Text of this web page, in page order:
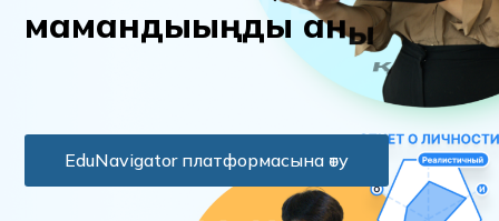
мамандыыңды анықта
EduNavigator платформасына өту